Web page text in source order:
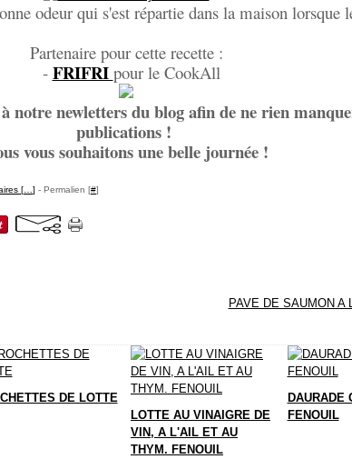
odeur qui s'est répartie dans la maison lorsque
Partenaire pour cette recette :
- FRIFRI pour le CookAll
notre newletters du blog afin de ne rien
publications !
vous souhaitons une belle journée !
[ ] - Permalien [#]
PAVE DE SAUMON A
DE LOTTE
LOTTE AU VINAIGRE DE
VIN, A L'AIL ET AU
THYM. FENOUIL
DAURADE
FENOUIL